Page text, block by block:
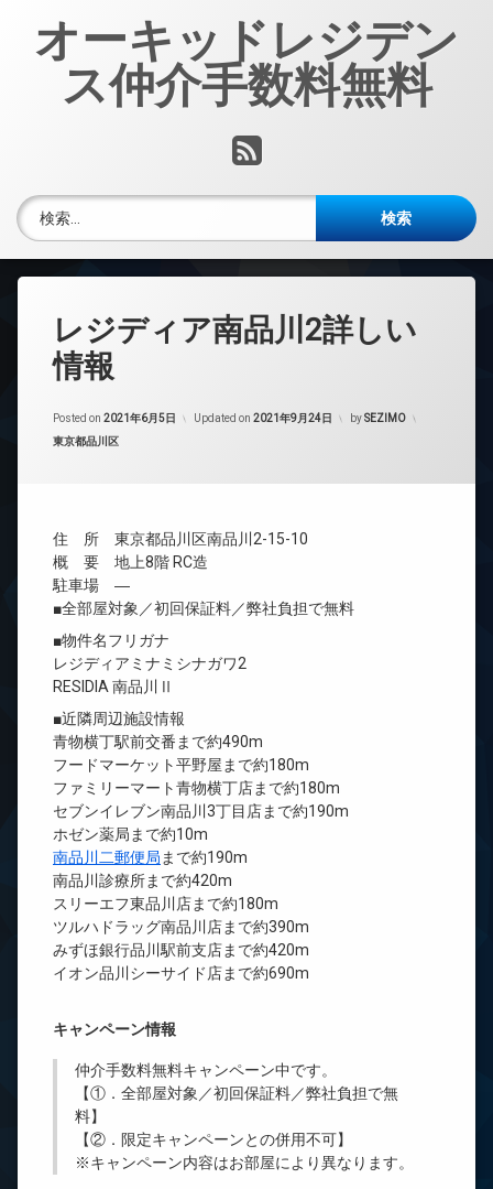
オーキッドレジデン
ス仲介手数料無料
RSS
検索:
レジディア南品川2詳しい
情報
Posted on 2021年6月5日 Updated on 2021年9月24日 bySEZIMO
カテゴリー:
東京都品川区
住 所 東京都品川区南品川2-15-10
概 要 地上8階 RC造
駐車場 ―
■全部屋対象／初回保証料／弊社負担で無料
■物件名フリガナ
レジディアミナミシナガワ2
RESIDIA 南品川Ⅱ
■近隣周辺施設情報
青物横丁駅前交番まで約490m
フードマーケット平野屋まで約180m
ファミリーマート青物横丁店まで約180m
セブンイレブン南品川3丁目店まで約190m
ホゼン薬局まで約10m
南品川二郵便局 まで約190m
南品川診療所まで約420m
スリーエフ東品川店まで約180m
ツルハドラッグ南品川店まで約390m
みずほ銀行品川駅前支店まで約420m
イオン品川シーサイド店まで約690m
キャンペーン情報
仲介手数料無料キャンペーン中です。
【①．全部屋対象／初回保証料／弊社負担で無
料】
【②．限定キャンペーンとの併用不可】
※キャンペーン内容はお部屋により異なります。